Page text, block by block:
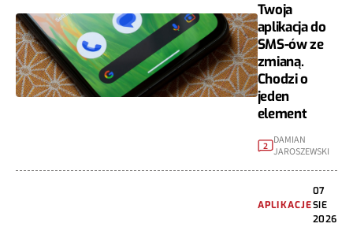
Twoja
aplikacja do
SMS-ów ze
zmianą.
Chodzi o
jeden
element
2 DAMIAN
JAROSZEWSKI
APLIKACJE
07
SIE
2026